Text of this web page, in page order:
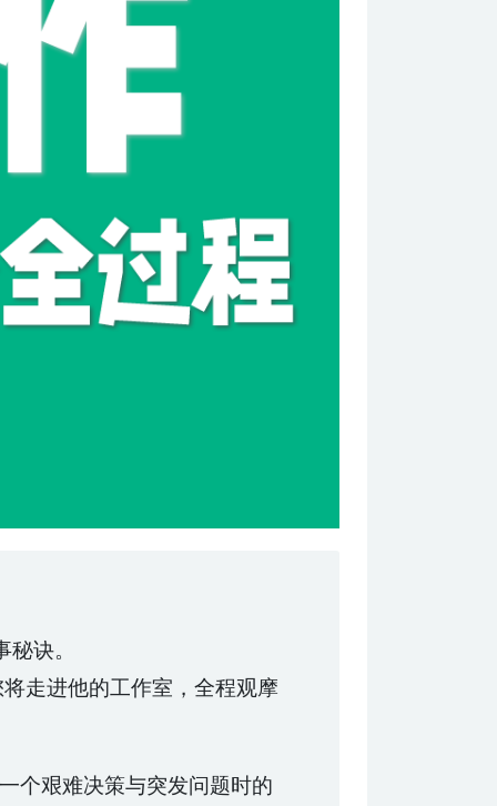
诀。
走进他的工作室，全程观摩
个艰难决策与突发问题时的